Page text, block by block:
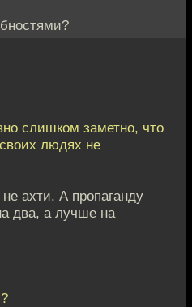
слишком заметно, что
людях не
ахти. А пропаганду
два, а лучше на